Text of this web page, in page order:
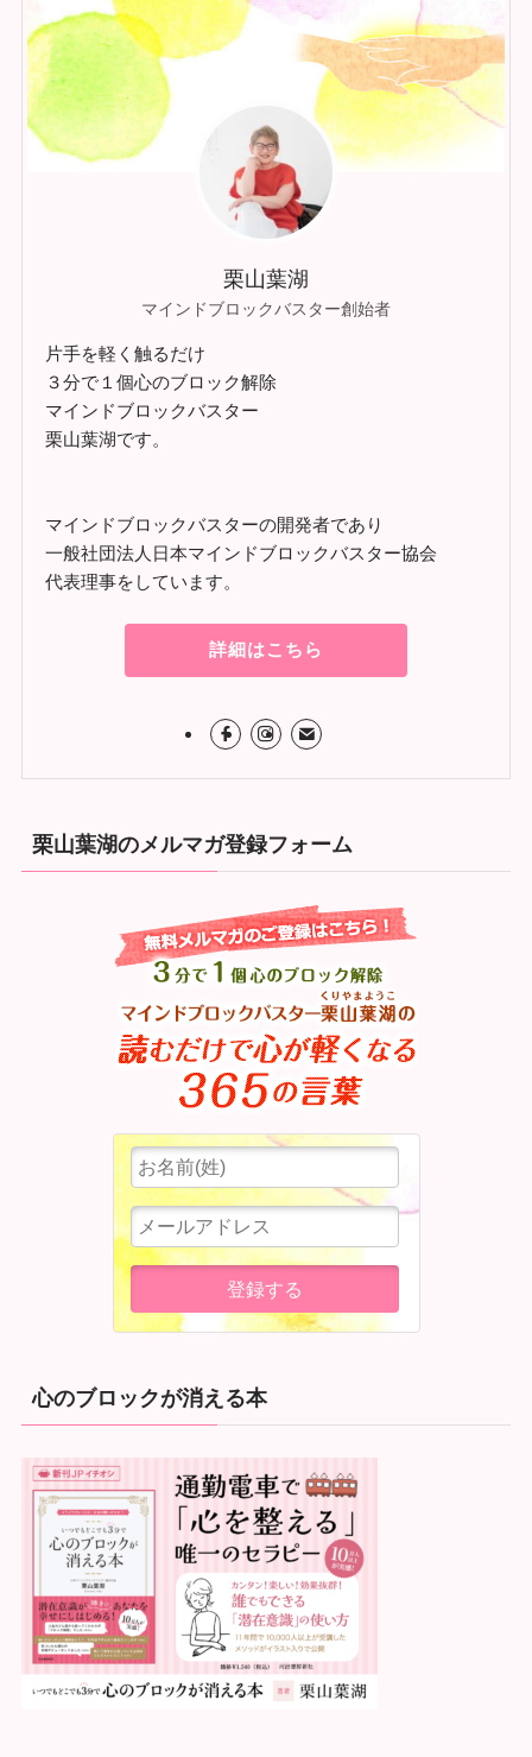
栗山葉湖
マインドブロックバスター創始者
片手を軽く触るだけ
３分で１個心のブロック解除
マインドブロックバスター
栗山葉湖です。
マインドブロックバスターの開発者であり
一般社団法人日本マインドブロックバスター協会
代表理事をしています。
詳細はこちら
栗山葉湖のメルマガ登録フォーム
心のブロックが消える本